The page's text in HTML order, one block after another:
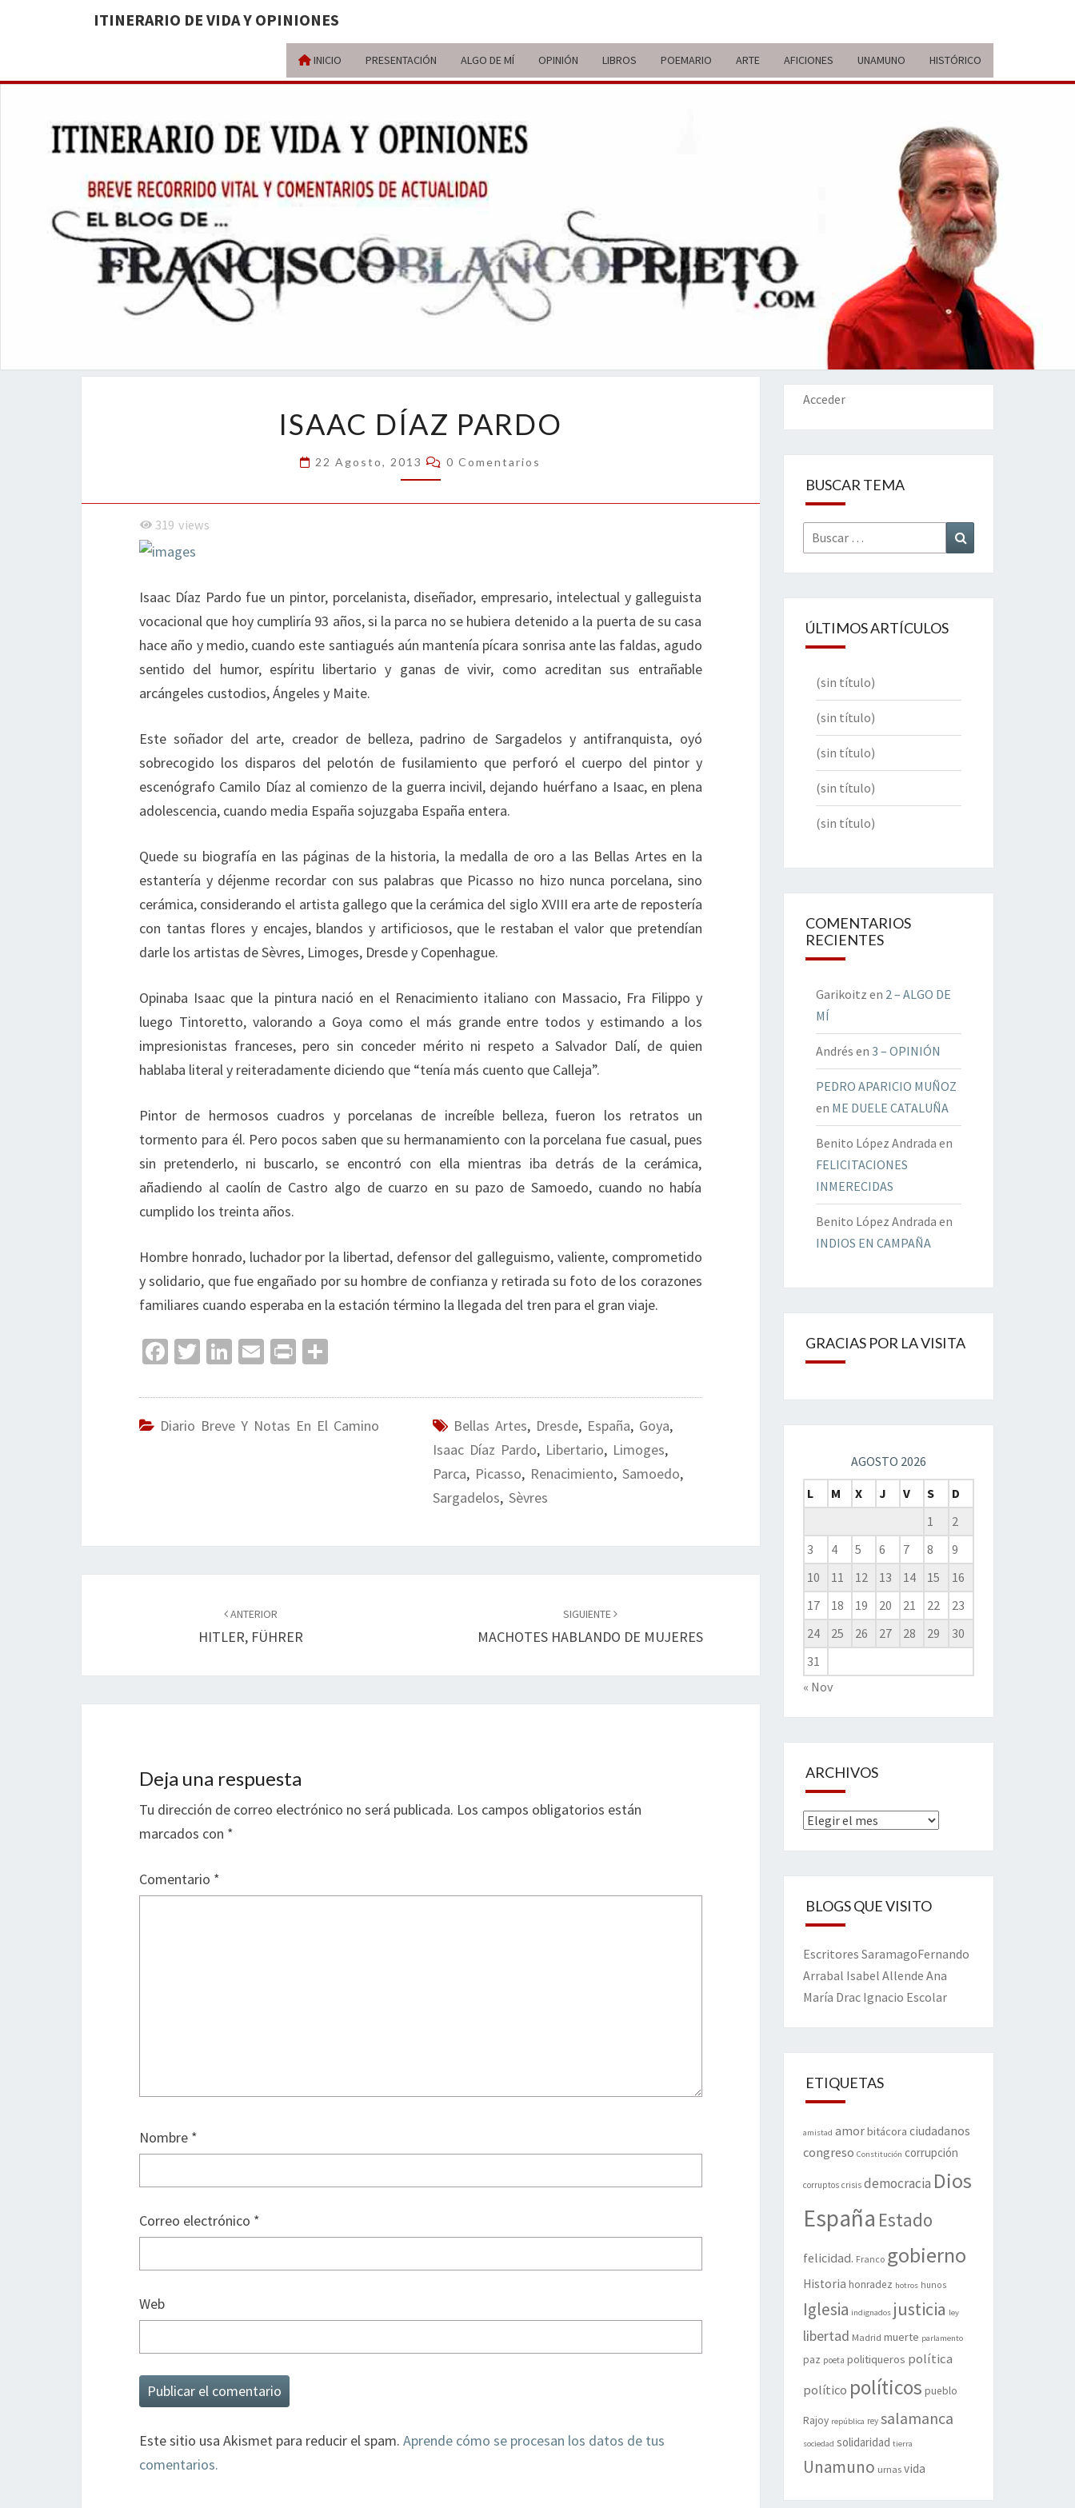
ITINERARIO DE VIDA Y OPINIONES
INICIO PRESENTACIÓN ALGO DE MÍ OPINIÓN LIBROS POEMARIO ARTE AFICIONES UNAMUNO HISTÓRICO
ITINERARIO
DE VIDA Y
OPINIONES
BREVE
RECORRIDO
VITAL Y
COMENTARIOS
ACTUALIDAD
DÍAZ
ISAAC DÍAZ PARDO
22 Agosto, 2013 Comentarios
0 Comentarios
319 views
Isaac Díaz Pardo fue un pintor, porcelanista, diseñador, empresario, intelectual y galleguista
vocacional que hoy cumpliría 93 años, si la parca no se hubiera detenido a la puerta de su casa
hace año y medio, cuando este santiagués aún mantenía pícara sonrisa ante las faldas, agudo
sentido del humor, espíritu libertario y ganas de vivir, como acreditan sus entrañable
arcángeles custodios, Ángeles y Maite.
Este soñador del arte, creador de belleza, padrino de Sargadelos y antifranquista, oyó
sobrecogido los disparos del pelotón de fusilamiento que perforó el cuerpo del pintor y
escenógrafo Camilo Díaz al comienzo de la guerra incivil, dejando huérfano a Isaac, en plena
adolescencia, cuando media España sojuzgaba España entera.
Quede su biografía en las páginas de la historia, la medalla de oro a las Bellas Artes en la
estantería y déjenme recordar con sus palabras que Picasso no hizo nunca porcelana, sino
cerámica, considerando el artista gallego que la cerámica del siglo XVIII era arte de repostería
con tantas flores y encajes, blandos y artificiosos, que le restaban el valor que pretendían
darle los artistas de Sèvres, Limoges, Dresde y Copenhague.
Opinaba Isaac que la pintura nació en el Renacimiento italiano con Massacio, Fra Filippo y
luego Tintoretto, valorando a Goya como el más grande entre todos y estimando a los
impresionistas franceses, pero sin conceder mérito ni respeto a Salvador Dalí, de quien
hablaba literal y reiteradamente diciendo que “tenía más cuento que Calleja”.
Pintor de hermosos cuadros y porcelanas de increíble belleza, fueron los retratos un
tormento para él. Pero pocos saben que su hermanamiento con la porcelana fue casual, pues
sin pretenderlo, ni buscarlo, se encontró con ella mientras iba detrás de la cerámica,
añadiendo al caolín de Castro algo de cuarzo en su pazo de Samoedo, cuando no había
cumplido los treinta años.
Hombre honrado, luchador por la libertad, defensor del galleguismo, valiente, comprometido
y solidario, que fue engañado por su hombre de confianza y retirada su foto de los corazones
familiares cuando esperaba en la estación término la llegada del tren para el gran viaje.
Fa
b
o
T
tt
er
Li
ke
dI
E
ai
l
Pr
t
m
p
Diario Breve Y Notas En El Camino Bellas Artes, Dresde, España, Goya,
Isaac Díaz Pardo, Libertario, Limoges,
Parca, Picasso, Renacimiento, Samoedo,
Sargadelos, Sèvres
ANTERIOR
HITLER, FÜHRER
SIGUIENTE
MACHOTES HABLANDO DE MUJERES
Deja una respuesta
Tu dirección de correo electrónico no será publicada. Los campos obligatorios están
marcados con *
Comentario *
Nombre *
Correo electrónico *
Web
Este sitio usa Akismet para reducir el spam. Aprende cómo se procesan los datos de tus
comentarios.
Acceder
BUSCAR TEMA
Buscar
por:
ÚLTIMOS ARTÍCULOS
(sin título)
(sin título)
(sin título)
(sin título)
(sin título)
COMENTARIOS
RECIENTES
Garikoitz en 2 – ALGO DE
MÍ
Andrés en 3 – OPINIÓN
PEDRO APARICIO MUÑOZ
en ME DUELE CATALUÑA
Benito López Andrada en
FELICITACIONES
INMERECIDAS
Benito López Andrada en
INDIOS EN CAMPAÑA
GRACIAS POR LA VISITA
AGOSTO 2026
L
M X J V S
D
1
2
3
4 5 6 7 8
9
10
11 12 13 14 15
16
17
18 19 20 21 22
23
24
25 26 27 28 29
30
31
« Nov
ARCHIVOS
Archivos
BLOGS QUE VISITO
Escritores SaramagoFernando
Arrabal Isabel Allende Ana
María Drac Ignacio Escolar
ETIQUETAS
amistad amorbitácora ciudadanos
congreso Constitución corrupción
corruptos crisis democracia Dios
España Estado
felicidad. Franco gobierno
Historia honradez hotros hunos
Iglesia indignados justicia ley
libertad Madrid muerte parlamento
paz poeta politiqueros política
político políticos pueblo
Rajoy república rey salamanca
sociedad solidaridad tierra
Unamuno urnas vida